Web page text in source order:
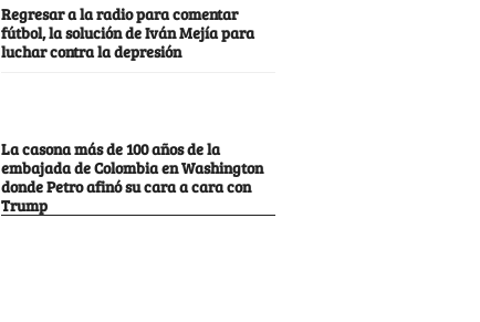
Regresar a la radio para comentar
fútbol, la solución de Iván Mejía para
luchar contra la depresión
La casona más de 100 años de la
embajada de Colombia en Washington
donde Petro afinó su cara a cara con
Trump